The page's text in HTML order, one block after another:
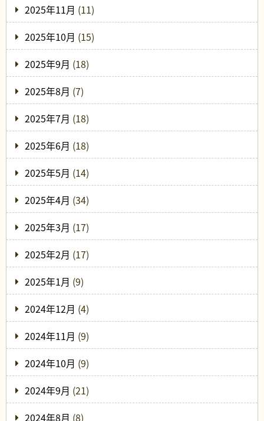
2025年11月 (11)
2025年10月 (15)
2025年9月 (18)
2025年8月 (7)
2025年7月 (18)
2025年6月 (18)
2025年5月 (14)
2025年4月 (34)
2025年3月 (17)
2025年2月 (17)
2025年1月 (9)
2024年12月 (4)
2024年11月 (9)
2024年10月 (9)
2024年9月 (21)
2024年8月 (8)